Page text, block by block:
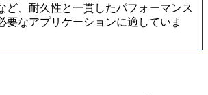
ど、耐久性と一貫したパフォーマンス
要なアプリケーションに適していま